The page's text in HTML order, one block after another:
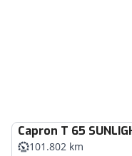
Capron T 65
101.802 km